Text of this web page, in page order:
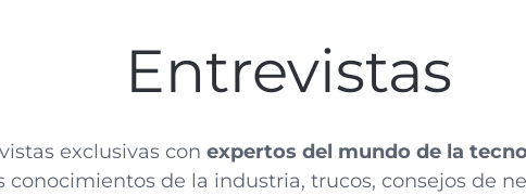
Entrevistas
exclusivas con expertos del mundo de la
conocimientos de la industria, trucos, consejos de